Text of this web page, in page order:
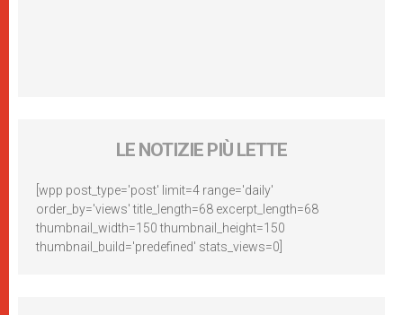
LE NOTIZIE PIÙ LETTE
[wpp post_type='post' limit=4 range='daily'
order_by='views' title_length=68 excerpt_length=68
thumbnail_width=150 thumbnail_height=150
thumbnail_build='predefined' stats_views=0]